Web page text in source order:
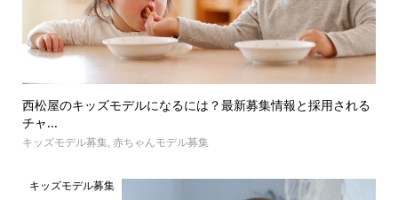
西松屋のキッズモデルになるには？最新募集情報と採用される
チャ...
キッズモデル募集 赤ちゃんモデル募集
キッズモデル募集